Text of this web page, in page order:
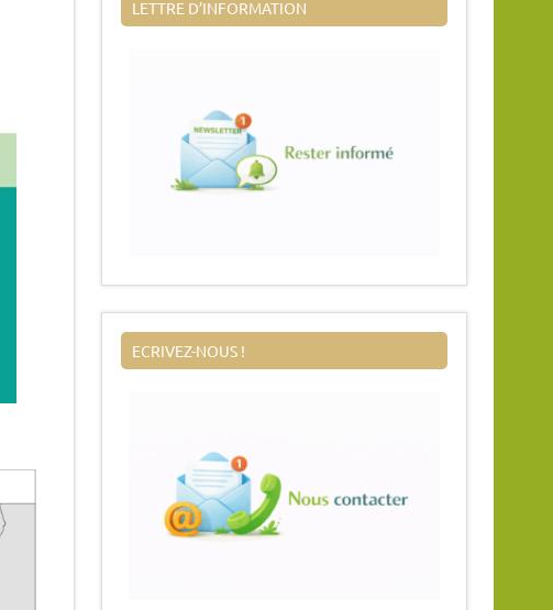
LETTRE D’INFORMATION
ECRIVEZ-NOUS !